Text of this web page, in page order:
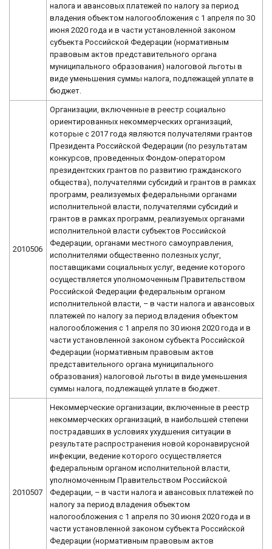
налога и авансовых платежей по налогу за период
владения объектом налогообложения с 1 апреля по 30
июня 2020 года и в части установленной законом
субъекта Российской Федерации (нормативным
правовым актов представительного органа
муниципального образования) налоговой льготы в
виде уменьшения суммы налога, подлежащей уплате в
бюджет.
2010506
Организации, включенные в реестр социально
ориентированных некоммерческих организаций,
которые с 2017 года являются получателями грантов
Президента Российской Федерации (по результатам
конкурсов, проведенных Фондом-оператором
президентских грантов по развитию гражданского
общества), получателями субсидий и грантов в рамках
программ, реализуемых федеральными органами
исполнительной власти, получателями субсидий и
грантов в рамках программ, реализуемых органами
исполнительной власти субъектов Российской
Федерации, органами местного самоуправления,
исполнителями общественно полезных услуг,
поставщиками социальных услуг, ведение которого
осуществляется уполномоченным Правительством
Российской Федерации федеральным органом
исполнительной власти, – в части налога и авансовых
платежей по налогу за период владения объектом
налогообложения с 1 апреля по 30 июня 2020 года и в
части установленной законом субъекта Российской
Федерации (нормативным правовым актов
представительного органа муниципального
образования) налоговой льготы в виде уменьшения
суммы налога, подлежащей уплате в бюджет.
2010507
Некоммерческие организации, включенные в реестр
некоммерческих организаций, в наибольшей степени
пострадавших в условиях ухудшения ситуации в
результате распространения новой коронавирусной
инфекции, ведение которого осуществляется
федеральным органом исполнительной власти,
уполномоченным Правительством Российской
Федерации, – в части налога и авансовых платежей по
налогу за период владения объектом
налогообложения с 1 апреля по 30 июня 2020 года и в
части установленной законом субъекта Российской
Федерации (нормативным правовым актов